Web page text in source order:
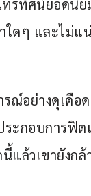
ทรทัศน์ยอดนิ
ดๆ และไม่แ
ณ์อย่างดุเดื
ะกอบการฟิต
ล้วเขายังกล้